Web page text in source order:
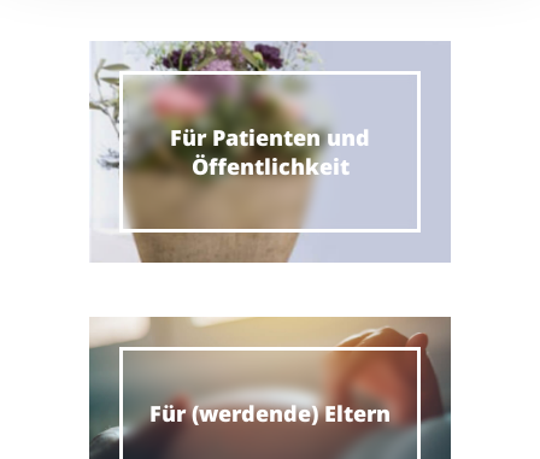
Für Patienten und
Öffentlichkeit
Für (werdende) Eltern